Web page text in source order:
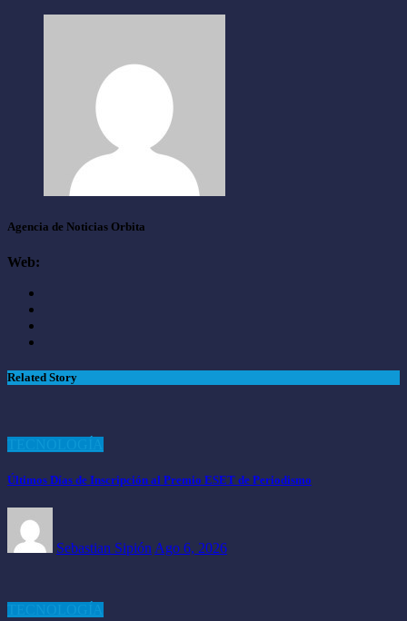
Agencia de Noticias Orbita
Web:
Related Story
Últimos Días de Inscripción al Premio ESET de Periodismo
Sebastian Sipión Ago 6, 2026